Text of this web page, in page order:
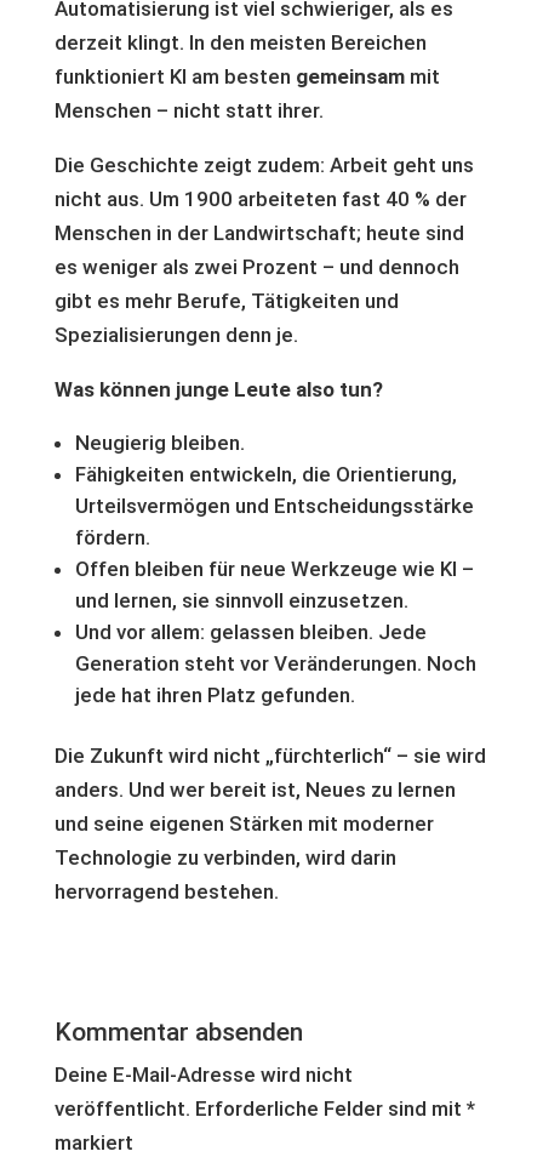
Automatisierung ist viel schwieriger, als es
derzeit klingt. In den meisten Bereichen
funktioniert KI am besten gemeinsammit
Menschen – nicht statt ihrer.
Die Geschichte zeigt zudem: Arbeit geht uns
nicht aus. Um 1900 arbeiteten fast 40 % der
Menschen in der Landwirtschaft; heute sind
es weniger als zwei Prozent – und dennoch
gibt es mehr Berufe, Tätigkeiten und
Spezialisierungen denn je.
Was können junge Leute also tun?
Neugierig bleiben.
Fähigkeiten entwickeln, die Orientierung,
Urteilsvermögen und Entscheidungsstärke
fördern.
Offen bleiben für neue Werkzeuge wie KI –
und lernen, sie sinnvoll einzusetzen.
Und vor allem: gelassen bleiben. Jede
Generation steht vor Veränderungen. Noch
jede hat ihren Platz gefunden.
Die Zukunft wird nicht „fürchterlich“ – sie wird
anders. Und wer bereit ist, Neues zu lernen
und seine eigenen Stärken mit moderner
Technologie zu verbinden, wird darin
hervorragend bestehen.
Kommentar absenden
Deine E-Mail-Adresse wird nicht
veröffentlicht. Erforderliche Felder sind mit *
markiert